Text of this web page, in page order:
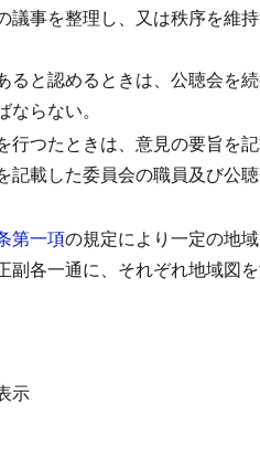
議事を整理し、又は秩序を維
ると認めるときは、公聴会を続
らない。
行つたときは、意見の要旨を
記載した委員会の職員及び公
第一項の規定により一定の地
副各一通に、それぞれ地域図
示